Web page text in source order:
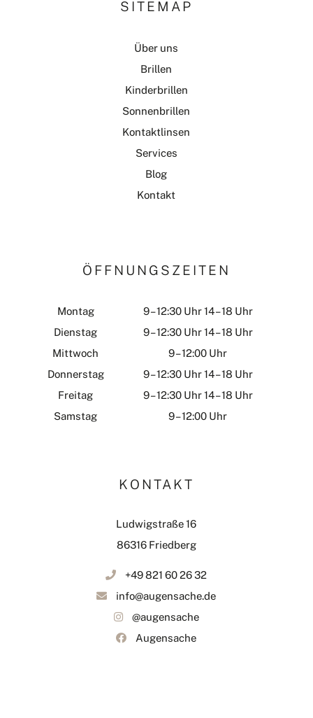
SITEMAP
Über uns
Brillen
Kinderbrillen
Sonnenbrillen
Kontaktlinsen
Services
Blog
Kontakt
ÖFFNUNGSZEITEN
Montag
9 – 12:30 Uhr 14 – 18 Uhr
Dienstag
9 – 12:30 Uhr 14 – 18 Uhr
Mittwoch
9 – 12:00 Uhr
Donnerstag
9 – 12:30 Uhr 14 – 18 Uhr
Freitag
9 – 12:30 Uhr 14 – 18 Uhr
Samstag
9 – 12:00 Uhr
KONTAKT
Ludwigstraße 16
86316 Friedberg
+49 821 60 26 32
info@augensache.de
@augensache
Augensache